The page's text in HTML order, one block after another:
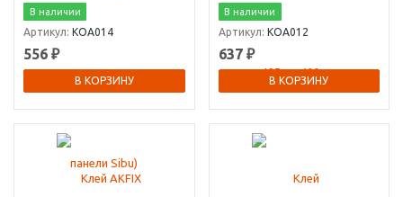
В наличии
Артикул: КОА014
556 ₽
В КОРЗИНУ
В наличии
Артикул: КОА012
637 ₽
В КОРЗИНУ